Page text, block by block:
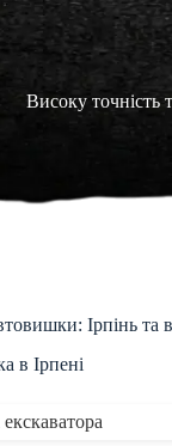
Високу точність
Ірпінь та
в Ірпені